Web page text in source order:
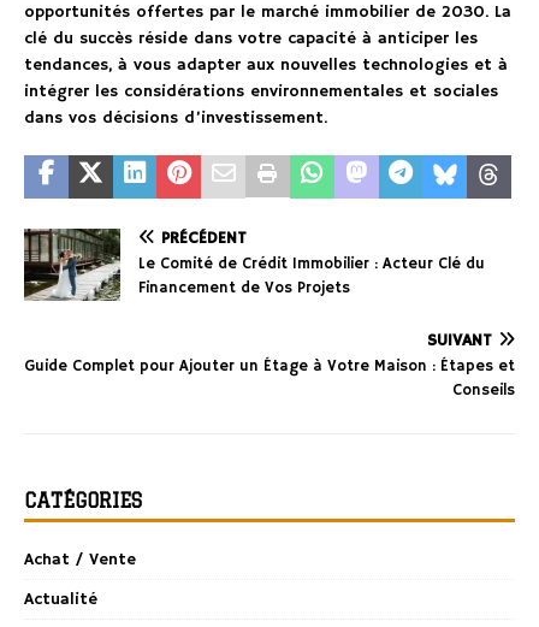
opportunités offertes par le marché immobilier de 2030. La
clé du succès réside dans votre capacité à anticiper les
tendances, à vous adapter aux nouvelles technologies et à
intégrer les considérations environnementales et sociales
dans vos décisions d’investissement.
PRÉCÉDENT
Le Comité de Crédit Immobilier : Acteur Clé du
Financement de Vos Projets
SUIVANT
Guide Complet pour Ajouter un Étage à Votre Maison : Étapes et
Conseils
CATÉGORIES
Achat / Vente
Actualité